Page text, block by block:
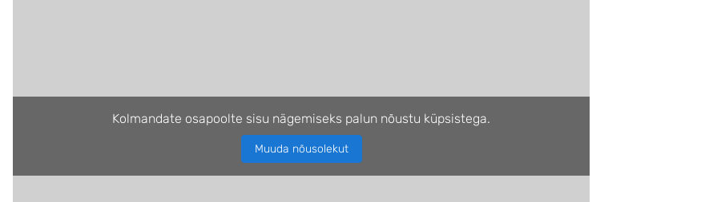
Kolmandate osapoolte sisu nägemiseks palun nõustu küpsistega.
Muuda nõusolekut